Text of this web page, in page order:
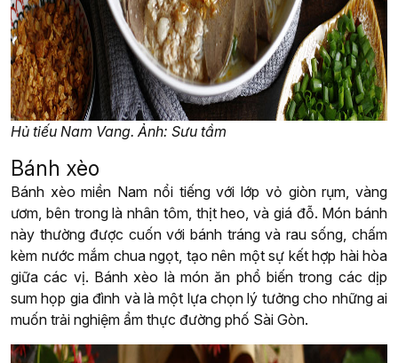
Hủ tiếu Nam Vang. Ảnh: Sưu tầm
Bánh xèo
Bánh xèo miền Nam nổi tiếng với lớp vỏ giòn rụm, vàng
ươm, bên trong là nhân tôm, thịt heo, và giá đỗ. Món bánh
này thường được cuốn với bánh tráng và rau sống, chấm
kèm nước mắm chua ngọt, tạo nên một sự kết hợp hài hòa
giữa các vị. Bánh xèo là món ăn phổ biến trong các dịp
sum họp gia đình và là một lựa chọn lý tưởng cho những ai
muốn trải nghiệm ẩm thực đường phố Sài Gòn.